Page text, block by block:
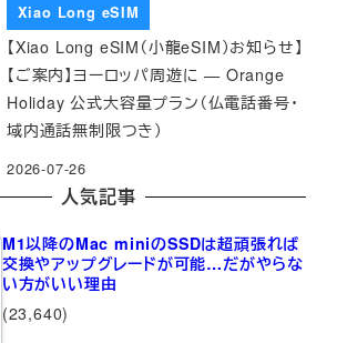
Xiao Long eSIM
【Xiao Long eSIM（小龍eSIM）お知らせ】
【ご案内】ヨーロッパ周遊に — Orange
Holiday 公式大容量プラン（仏電話番号・
域内通話無制限つき）
2026-07-26
人気記事
M1以降のMac miniのSSDは超頑張れば
交換やアップグレードが可能…だがやらな
い方がいい理由
(23,640)